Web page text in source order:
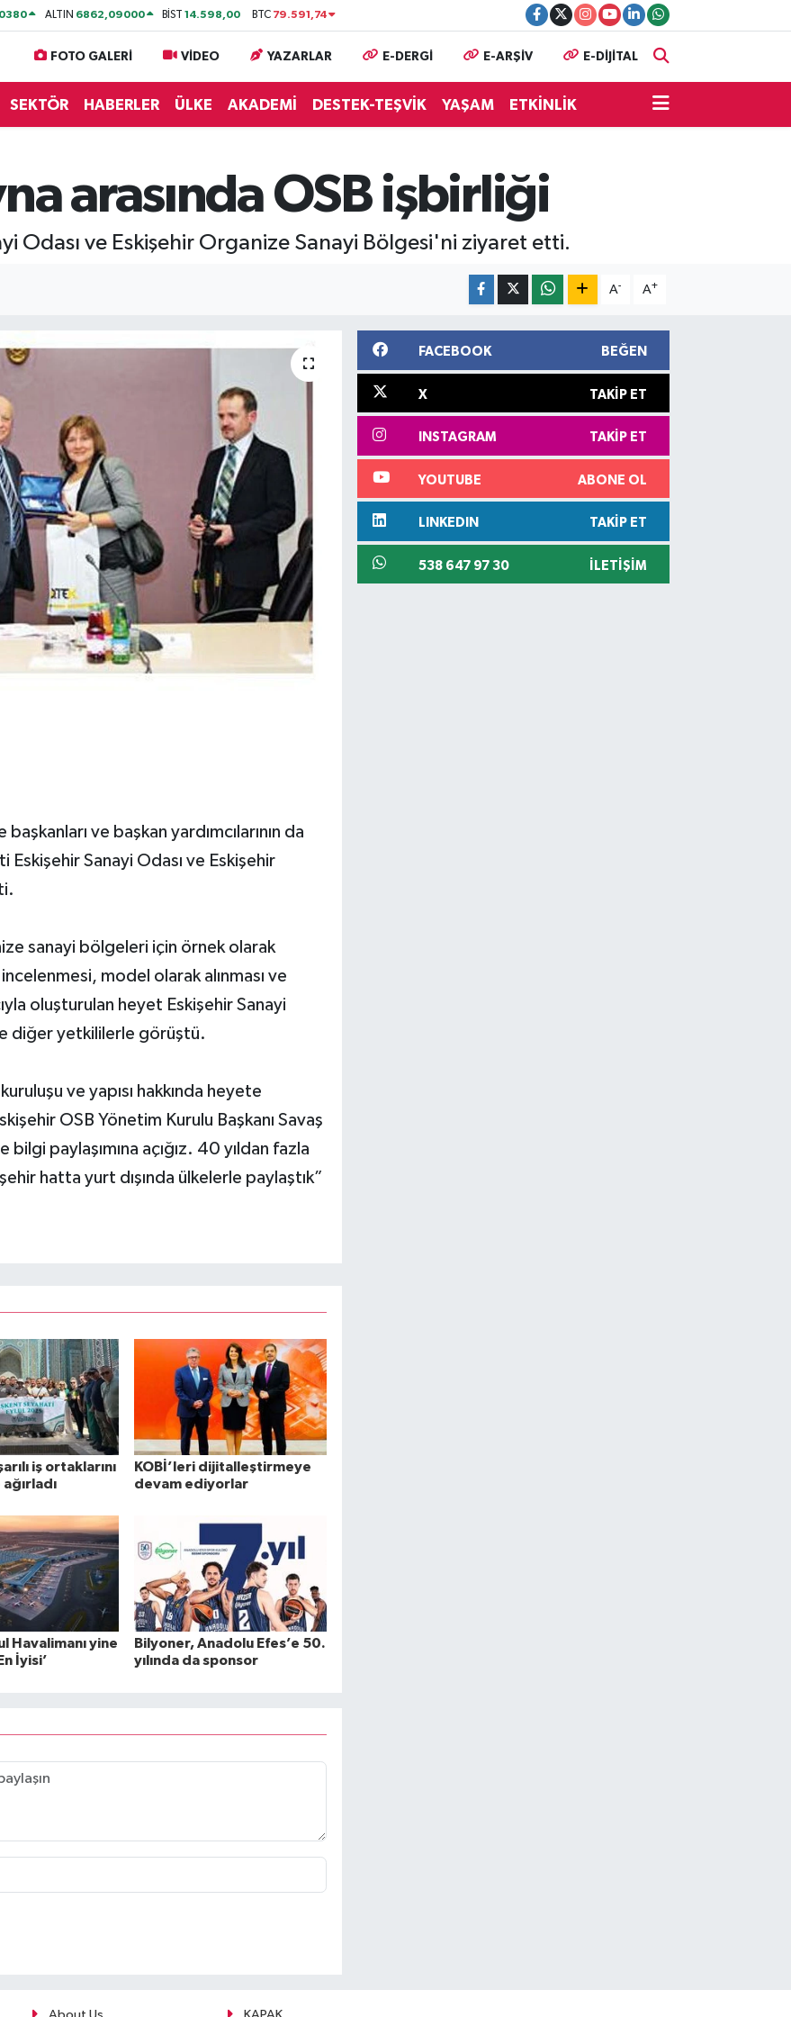
ALTIN 6862,09000 BİST14.598,00 BTC 79.591,74
FOTO GALERİ VİDEO YAZARLAR E-DERGİ E-ARŞİV E-DİJİTAL
SEKTÖR HABERLER ÜLKE AKADEMİ DESTEK-TEŞVİK YAŞAM ETKİNLİK
arasında OSB işbirliği
Odası ve Eskişehir Organize Sanayi Bölgesi'ni ziyaret etti.
A- A+
ve başkan yardımcılarının da
Eskişehir Sanayi Odası ve Eskişehir
sanayi bölgeleri için örnek olarak
model olarak alınması ve
oluşturulan heyet Eskişehir Sanayi
diğer yetkililerle görüştü.
ve yapısı hakkında heyete
OSB Yönetim Kurulu Başkanı Savaş
paylaşımına açığız. 40 yıldan fazla
hatta yurt dışında ülkelerle paylaştık”
iş ortaklarını
KOBİ’leri dijitalleştirmeye
devam ediyorlar
Havalimanı yine
İyisi’
Bilyoner, Anadolu Efes’e 50.
yılında da sponsor
FACEBOOK BEĞEN
X TAKIP ET
INSTAGRAM TAKIP ET
YOUTUBE ABONE OL
LINKEDIN TAKIP ET
538 647 97 30 İLETIŞIM